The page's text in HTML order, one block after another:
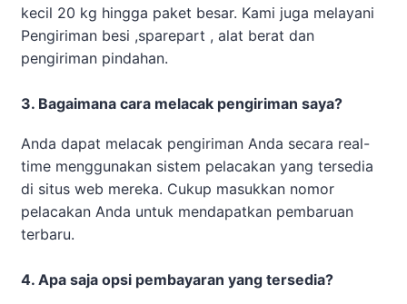
kecil 20 kg hingga paket besar. Kami juga melayani
Pengiriman besi ,sparepart , alat berat dan
pengiriman pindahan.
3. Bagaimana cara melacak pengiriman saya?
Anda dapat melacak pengiriman Anda secara real-
time menggunakan sistem pelacakan yang tersedia
di situs web mereka. Cukup masukkan nomor
pelacakan Anda untuk mendapatkan pembaruan
terbaru.
4. Apa saja opsi pembayaran yang tersedia?